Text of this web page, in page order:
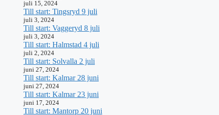
juli 15, 2024
Till start: Tingsryd 9 juli
juli 3, 2024
Till start: Vaggeryd 8 juli
juli 3, 2024
Till start: Halmstad 4 juli
juli 2, 2024
Till start: Solvalla 2 juli
juni 27, 2024
Till start: Kalmar 28 juni
juni 27, 2024
Till start: Kalmar 23 juni
juni 17, 2024
Till start: Mantorp 20 juni